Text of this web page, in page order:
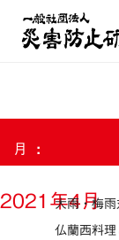
content
月:
2021年4月
大雨・梅
仏蘭西料